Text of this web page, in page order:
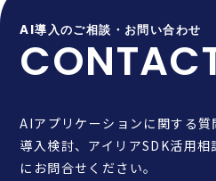
AI導入のご相談・お問い合わせ
AIアプリケーションに関する質
導入検討、アイリアSDK活用相
にお問合せください。